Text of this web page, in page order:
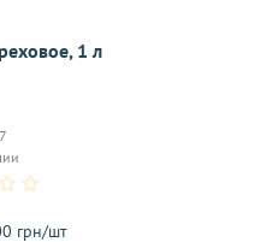
1 л
грн/шт